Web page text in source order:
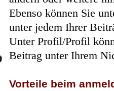
Ebenso können Sie
unter jedem Ihrer
Unter Profil/Profil
Beitrag unter Ihrem
Vorteile beim